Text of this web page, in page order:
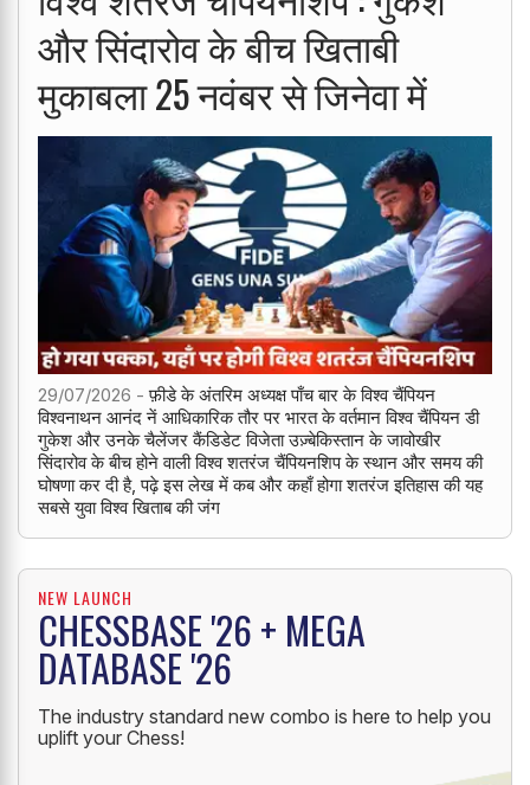
और सिंदारोव के बीच खिताबी
मुकाबला 25 नवंबर से जिनेवा में
29/07/2026 - फ़ीडे के अंतरिम अध्यक्ष पाँच बार के विश्व चैंपियन
विश्वनाथन आनंद नें आधिकारिक तौर पर भारत के वर्तमान विश्व चैंपियन डी
गुकेश और उनके चैलेंजर कैंडिडेट विजेता उज़्बेकिस्तान के जावोखीर
सिंदारोव के बीच होने वाली विश्व शतरंज चैंपियनशिप के स्थान और समय की
घोषणा कर दी है, पढ़े इस लेख में कब और कहाँ होगा शतरंज इतिहास की यह
सबसे युवा विश्व खिताब की जंग
NEW LAUNCH
CHESSBASE '26 + MEGA
DATABASE '26
The industry standard new combo is here to help you
uplift your Chess!